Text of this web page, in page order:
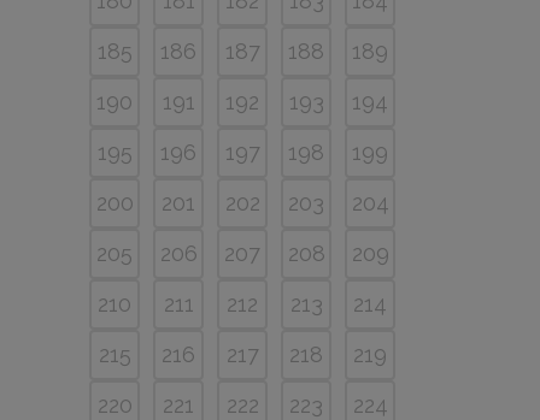
185
186 187 188
189
190
191 192 193
194
195
196 197 198
199
200
201 202 203
204
205
206 207 208
209
210
211 212 213
214
215
216 217 218
219
220
221 222 223
224